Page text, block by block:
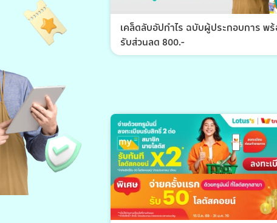
เคล็ดลับอัปกำไร ฉบับผู้ประกอบการ พ
รับส่วนลด 800.-